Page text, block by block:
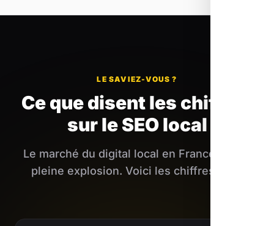
LE SAVIEZ-VOUS ?
Ce que disent les chiffres
sur le SEO local
Le marché du digital local en France est en
pleine explosion. Voici les chiffres clés.